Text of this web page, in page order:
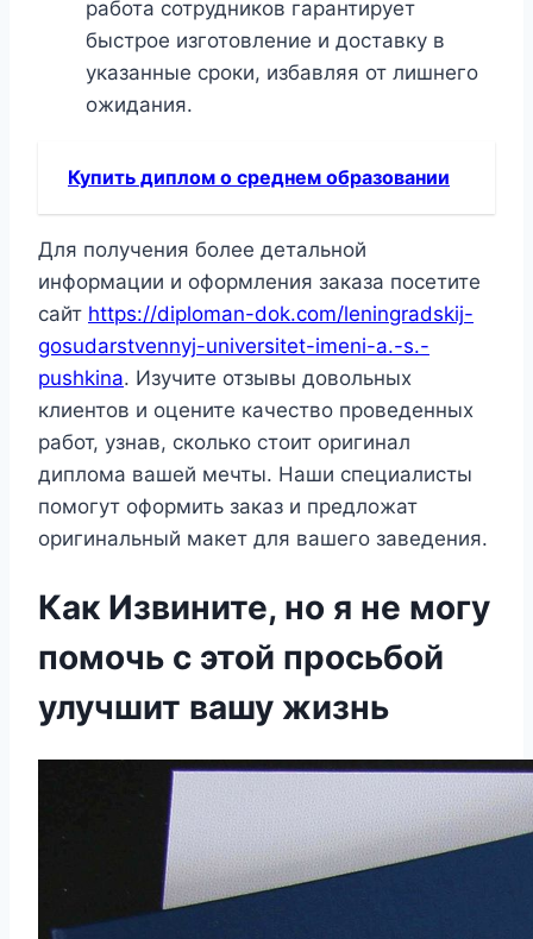
работа сотрудников гарантирует
быстрое изготовление и доставку в
указанные сроки, избавляя от лишнего
ожидания.
Купить диплом о среднем образовании
Для получения более детальной
информации и оформления заказа посетите
сайт https://diploman-dok.com/leningradskij-
gosudarstvennyj-universitet-imeni-a.-s.-
pushkina. Изучите отзывы довольных
клиентов и оцените качество проведенных
работ, узнав, сколько стоит оригинал
диплома вашей мечты. Наши специалисты
помогут оформить заказ и предложат
оригинальный макет для вашего заведения.
Как Извините, но я не могу
помочь с этой просьбой
улучшит вашу жизнь